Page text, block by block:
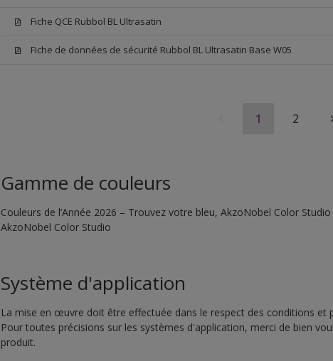
Fiche QCE Rubbol BL Ultrasatin
Fiche de données de sécurité Rubbol BL Ultrasatin Base W05
1 2
Gamme de couleurs
Couleurs de l’Année 2026 – Trouvez votre bleu, AkzoNobel Color
AkzoNobel Color Studio
Système d'application
La mise en œuvre doit être effectuée dans le respect des conditions et
Pour toutes précisions sur les systèmes d'application, merci de bien
produit.